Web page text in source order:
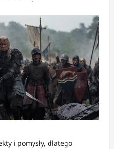
i pomysły, dlatego